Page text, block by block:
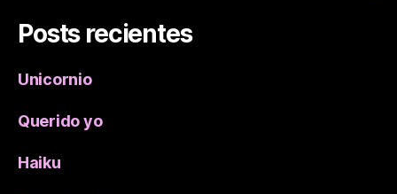
Posts recientes
Unicornio
Querido yo
Haiku